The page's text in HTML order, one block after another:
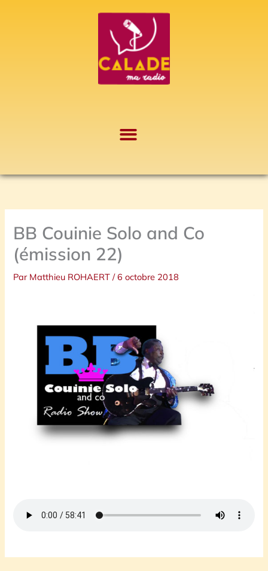
BB Couinie Solo and Co
(émission 22)
Par Matthieu ROHAERT/6 octobre 2018